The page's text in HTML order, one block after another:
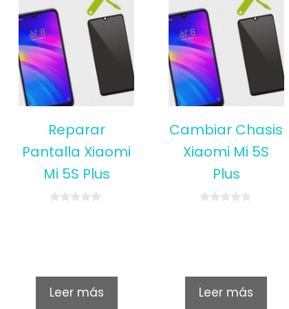
Reparar
Pantalla Xiaomi
Mi 5S Plus
Leer más
Cambiar Chasis
Xiaomi Mi 5S
Plus
Leer más